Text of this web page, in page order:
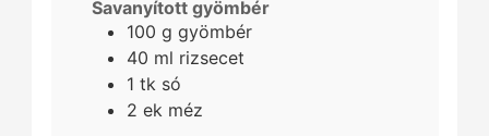
Savanyított gyömbér
100 g gyömbér
40 ml rizsecet
1 tk só
2 ek méz